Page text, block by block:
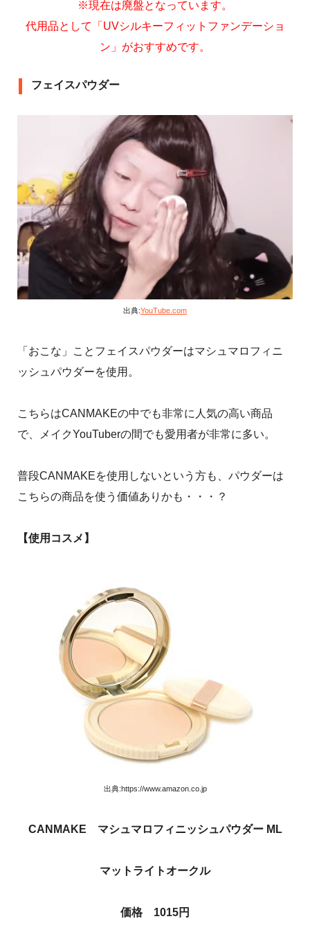
※現在は廃盤となっています。
代用品として「UVシルキーフィットファンデーショ
ン」がおすすめです。
フェイスパウダー
出典:YouTube.com
「おこな」ことフェイスパウダーはマシュマロフィニ
ッシュパウダーを使用。
こちらはCANMAKEの中でも非常に人気の高い商品
で、メイクYouTuberの間でも愛用者が非常に多い。
普段CANMAKEを使用しないという方も、パウダーは
こちらの商品を使う価値ありかも・・・？
【使用コスメ】
出典:https://www.amazon.co.jp
CANMAKE マシュマロフィニッシュパウダー ML
マットライトオークル
価格 1015円